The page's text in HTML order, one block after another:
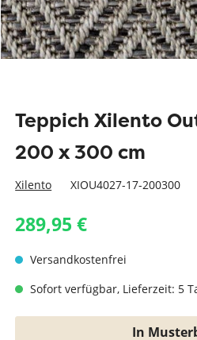
Teppich Xilento
200 x 300 cm
Xilento XIOU4027-17-200300
289,95 €
Versandkostenfrei
Sofort verfügbar, Lieferzeit: 5
In